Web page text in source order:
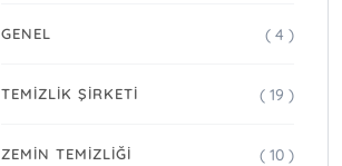
GENEL ( 4 )
TEMIZLIK ŞIRKETI ( 19 )
ZEMIN TEMIZLIĞI ( 10 )